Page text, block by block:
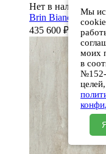
Нет в наличии
Brin Bianco Extra
435 600 ₽
Мы
моих
в
№152-